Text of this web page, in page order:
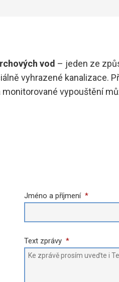
vod – jeden ze
vyhrazené kanalizace.
monitorované vypouštění
Jméno a příjmení *
Text zprávy *